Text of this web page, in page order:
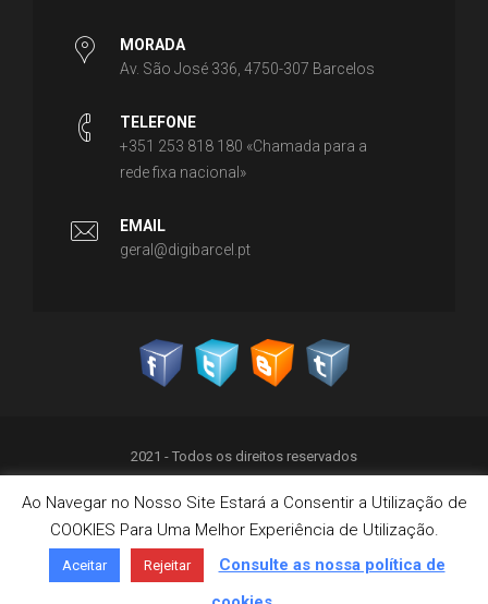
MORADA
Av. São José 336, 4750-307 Barcelos
TELEFONE
+351 253 818 180 «Chamada para a
rede fixa nacional»
EMAIL
geral@digibarcel.pt
2021 - Todos os direitos reservados
Política de Privacidade
Termos & Condições
Política de Cookies
Livro de Reclamações on-line
Ao Navegar no Nosso Site Estará a Consentir a Utilização de
COOKIES Para Uma Melhor Experiência de Utilização.
Aceitar Rejeitar
Consulte as nossa política de